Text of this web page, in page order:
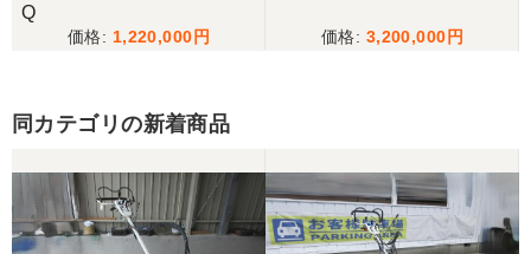
Q
1,220,000 3,200,000
同カテゴリの新着商品